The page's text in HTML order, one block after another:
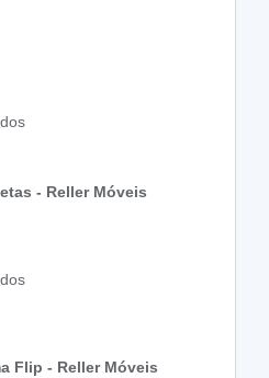
- Reller Móveis
Flip - Reller Móveis